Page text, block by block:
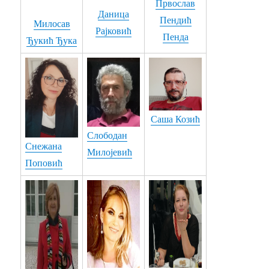
85. ЈОШ ЈЕДНА У НИЗУ - Наталија Балевић
87. НИЈЕ ЗНАЛА - Бранислав Бранко Симић
89. САЊАМ - Ветрењача - Милан Милетић Милке
92. Подмосковске вечери - Павле Панин
93. КОНДОРОВ ЛЕТ - Раде Кошанин
94. КОЛО - Фрулаши Адам Милутиновић
95. СТАЗЕ МОГ ДЕТИЊСТВА - Бранко Симић & Бранко Рајковић
Милосав
Ђукић Ђука
Даница
Рајковић
Пендић
Пенда
Снежана
Поповић
Слободан
Милојевић
Саша Козић